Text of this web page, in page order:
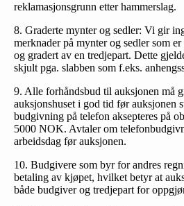
reklamasjonsgrunn etter hammerslag.
8. Graderte mynter og sedler: Vi gir
merknader på mynter og sedler som
og gradert av en tredjepart. Dette
skjult pga. slabben som f.eks.
9. Alle forhåndsbud til auksjonen må
auksjonshuset i god tid før auksjonen
budgivning på telefon aksepteres på
5000 NOK. Avtaler om
arbeidsdag før auksjonen.
10. Budgivere som byr for andres
betaling av kjøpet, hvilket betyr at
både budgiver og tredjepart for